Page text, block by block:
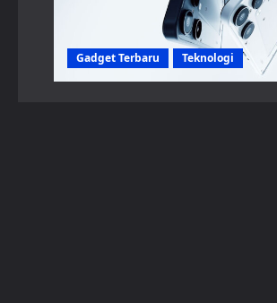
Gadget Terbaru Teknologi